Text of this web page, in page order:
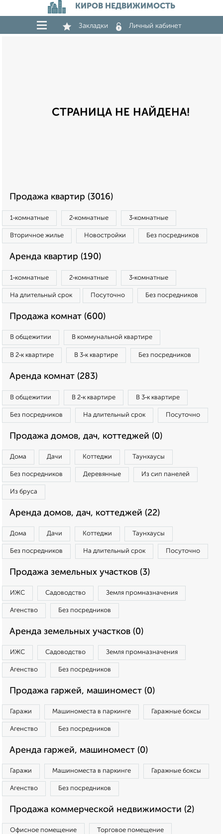
КИРОВ НЕДВИЖИМОСТЬ
Закладки Личный кабинет
СТРАНИЦА НЕ НАЙДЕНА!
Продажа квартир (3016)
1‑комнатные 2‑комнатные 3‑комнатные
Вторичное жилье Новостройки Без посредников
Аренда квартир (190)
1‑комнатные 2‑комнатные 3‑комнатные
На длительный срок Посуточно Без посредников
Продажа комнат (600)
В общежитии В коммунальной квартире
В 2‑к квартире В 3‑к квартире Без посредников
Аренда комнат (283)
В общежитии В 2‑к квартире В 3‑к квартире
Без посредников На длительный срок Посуточно
Продажа домов, дач, коттеджей (0)
Дома Дачи Коттеджи Таунхаусы
Без посредников Деревянные Из сип панелей
Из бруса
Аренда домов, дач, коттеджей (22)
Дома Дачи Коттеджи Таунхаусы
Без посредников На длительный срок Посуточно
Продажа земельных участков (3)
ИЖС Садоводство Земля промназначения
Агенство Без посредников
Аренда земельных участков (0)
ИЖС Садоводство Земля промназначения
Агенство Без посредников
Продажа гаржей, машиномест (0)
Гаражи Машиноместа в паркинге Гаражные боксы
Агенство Без посредников
Аренда гаржей, машиномест (0)
Гаражи Машиноместа в паркинге Гаражные боксы
Агенство Без посредников
Продажа коммерческой недвижимости (2)
Офисное помещение Торговое помещение